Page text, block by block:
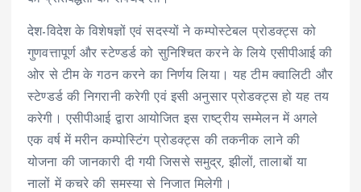
देश-विदेश के विशेषज्ञों एवं सदस्यों ने कम्पोस्टेबल प्रोडक्ट्स को
गुणवत्तापूर्ण और स्टेण्डर्ड को सुनिश्चित करने के लिये एसीपीआई की
ओर से टीम के गठन करने का निर्णय लिया। यह टीम क्वालिटी और
स्टेण्डर्ड की निगरानी करेगी एवं इसी अनुसार प्रोडक्ट्स हो यह तय
करेगी। एसीपीआई द्वारा आयोजित इस राष्ट्रीय सम्मेलन में अगले
एक वर्ष में मरीन कम्पोस्टिंग प्रोडक्ट्स की तकनीक लाने की
योजना की जानकारी दी गयी जिससे समुद्र, झीलों, तालाबों या
नालों में कचरे की समस्या से निजात मिलेगी।